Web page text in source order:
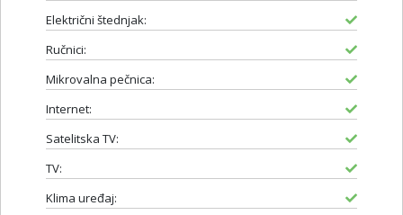
Električni štednjak:
Ručnici:
Mikrovalna pečnica:
Internet:
Satelitska TV:
TV:
Klima uređaj: